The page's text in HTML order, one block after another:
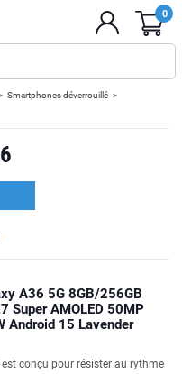
0
Smartphones déverrouillé
A36 5G 8GB/256GB
Super AMOLED 50MP
Android 15 Lavender
est conçu pour résister au rythme